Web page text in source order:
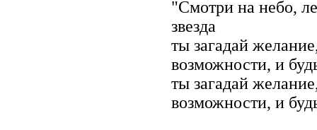
"Смотри на небо,
звезда
ты загадай
возможности, и
ты загадай
возможности, и